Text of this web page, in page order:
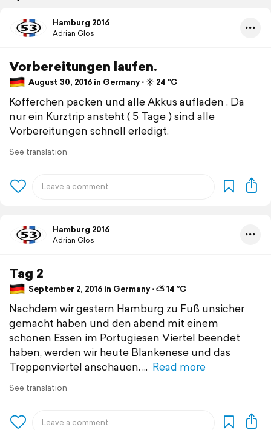
Hamburg 2016
Adrian Glos
Vorbereitungen laufen.
August 30, 2016 in Germany ⋅ ☀️ 24 °C
Kofferchen packen und alle Akkus aufladen . Da
nur ein Kurztrip ansteht ( 5 Tage ) sind alle
Vorbereitungen schnell erledigt.
See translation
Hamburg 2016
Adrian Glos
Tag 2
September 2, 2016 in Germany ⋅ ⛅ 14 °C
Nachdem wir gestern Hamburg zu Fuß unsicher
gemacht haben und den abend mit einem
schönen Essen im Portugiesen Viertel beendet
haben, werden wir heute Blankenese und das
Treppenviertel anschauen.
Read more
See translation